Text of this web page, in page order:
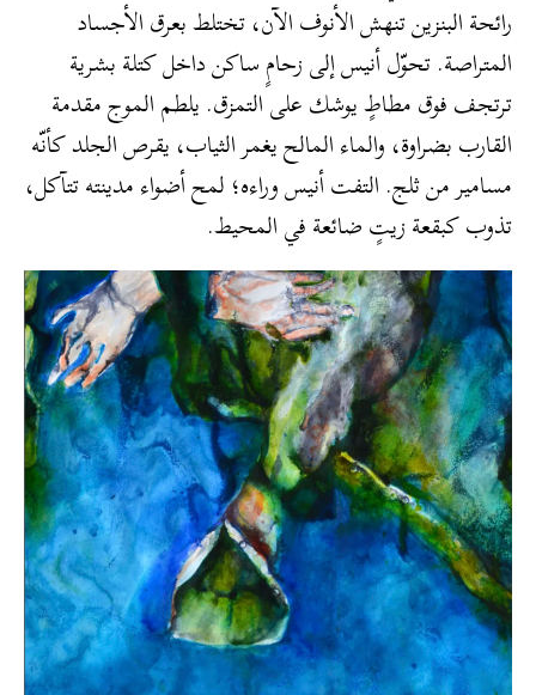
رائحة البنزين تنهش الأنوف الآن، تختلط بعرق الأجساد
المتراصة. تحوّل أنيس إلى زحامٍ ساكن داخل كتلة بشرية
ترتجف فوق مطاطٍ يوشك على التمزق. يلطم الموج مقدمة
القارب بضراوة، والماء المالح يغمر الثياب، يقرص الجلد كأنّه
مسامير من ثلج. التفت أنيس وراءه؛ لمح أضواء مدينته تتآكل،
تذوب كبقعة زيتٍ ضائعة في المحيط.